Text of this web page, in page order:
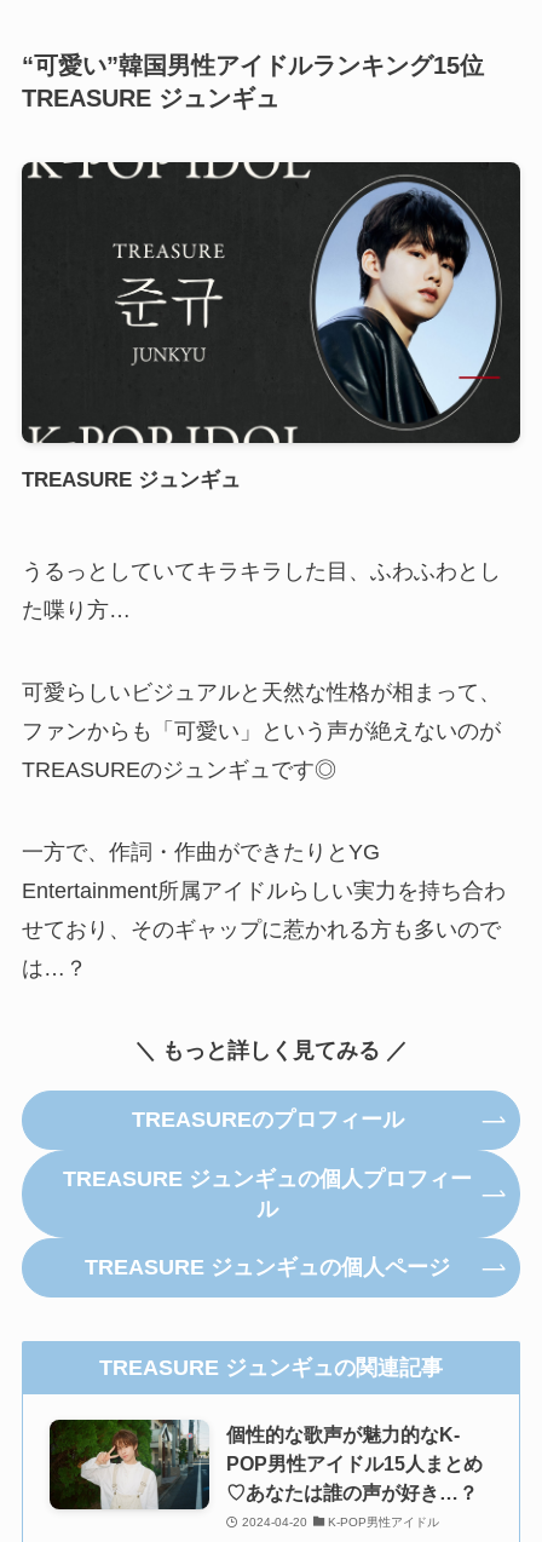
“可愛い”韓国男性アイドルランキング15位
TREASURE ジュンギュ
TREASURE ジュンギュ
うるっとしていてキラキラした目、ふわふわとし
た喋り方…
可愛らしいビジュアルと天然な性格が相まって、
ファンからも「可愛い」という声が絶えないのが
TREASUREのジュンギュです◎
一方で、作詞・作曲ができたりとYG
Entertainment所属アイドルらしい実力を持ち合わ
せており、そのギャップに惹かれる方も多いので
は…？
＼ もっと詳しく見てみる ／
TREASUREのプロフィール
TREASURE ジュンギュの個人プロフィー
ル
TREASURE ジュンギュの個人ページ
TREASURE ジュンギュの関連記事
個性的な歌声が魅力的なK-
POP男性アイドル15人まとめ
♡あなたは誰の声が好き…？
2024-04-20 K-POP男性アイドル